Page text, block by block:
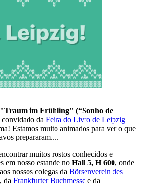
"Traum im Frühling" (“Sonho de
convidado da Feira do Livro de Leipzig
Estamos muito animados para ver o que
prepararam....
muitos rostos conhecidos e
em nosso estande no Hall 5, H 600, onde
nossos colegas da Börsenverein des
, da Frankfurter Buchmesse e da